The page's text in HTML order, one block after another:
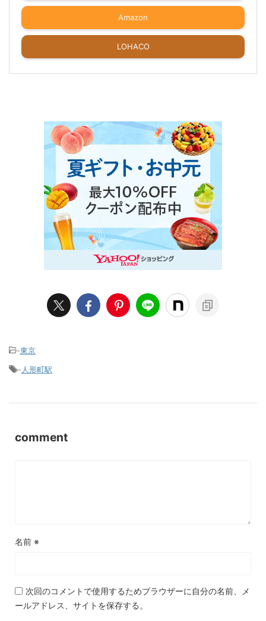
Amazon
LOHACO
-東京
- 人形町駅
comment
名前 ※
次回のコメントで使用するためブラウザーに自分の名前、メ
ールアドレス、サイトを保存する。